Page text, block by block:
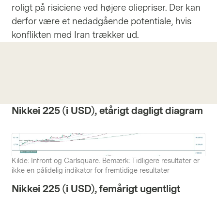
roligt på risiciene ved højere oliepriser. Der kan
derfor være et nedadgående potentiale, hvis
konflikten med Iran trækker ud.
Nikkei 225 (i USD), etårigt dagligt diagram
Kilde: Infront og Carlsquare. Bemærk: Tidligere resultater er
ikke en pålidelig indikator for fremtidige resultater
Nikkei 225 (i USD), femårigt ugentligt